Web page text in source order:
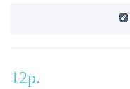
12р.